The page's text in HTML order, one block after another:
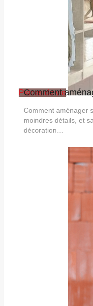
Pièces de vie
Comment
Comment aménager
moindres détails, et
décoration…